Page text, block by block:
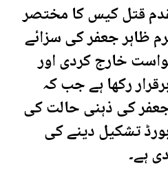
قتل کیس کا مختصر
ظاہر جعفر کی سزائے
خارج کردی اور
رکھا ہے جب کہ
کی ذہنی حالت کی
تشکیل دینے کی
ہے۔